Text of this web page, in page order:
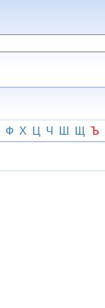
Ф Х Ц Ч Ш Щ Ъ